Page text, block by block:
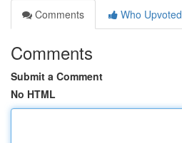
Comments
Who Upvoted
Comments
Submit a Comment
No HTML